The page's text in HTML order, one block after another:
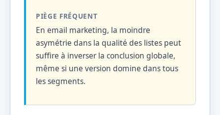
PIÈGE FRÉQUENT
En email marketing, la moindre
asymétrie dans la qualité des listes peut
suffire à inverser la conclusion globale,
même si une version domine dans tous
les segments.